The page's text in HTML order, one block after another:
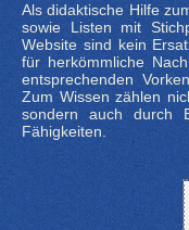
Als didaktische Hilfe
sowie Listen mit
Website sind kein
für herkömmliche
entsprechenden
Zum Wissen zählen
sondern auch durch
Fähigkeiten.